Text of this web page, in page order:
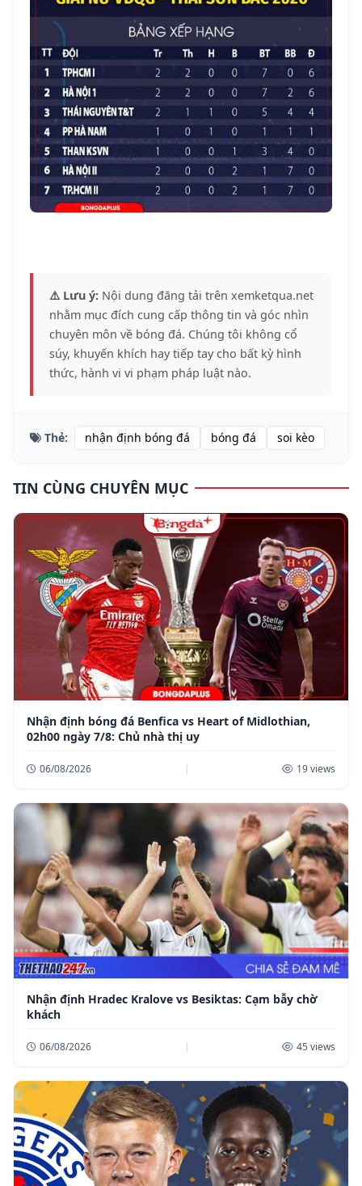
⚠️ Lưu ý: Nội dung đăng tải trên xemketqua.net
nhằm mục đích cung cấp thông tin và góc nhìn
chuyên môn về bóng đá. Chúng tôi không cổ
súy, khuyến khích hay tiếp tay cho bất kỳ hình
thức, hành vi vi phạm pháp luật nào.
Thẻ: nhận định bóng đá bóng đá soi kèo
TIN CÙNG CHUYÊN MỤC
Nhận định bóng đá Benfica vs Heart of Midlothian,
02h00 ngày 7/8: Chủ nhà thị uy
06/08/2026 | 19 views
Nhận định Hradec Kralove vs Besiktas: Cạm bẫy chờ
khách
06/08/2026 | 45 views